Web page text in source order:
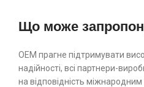
Що може
ОЕМ прагне підтримувати
надійності, всі партнери-
на відповідність